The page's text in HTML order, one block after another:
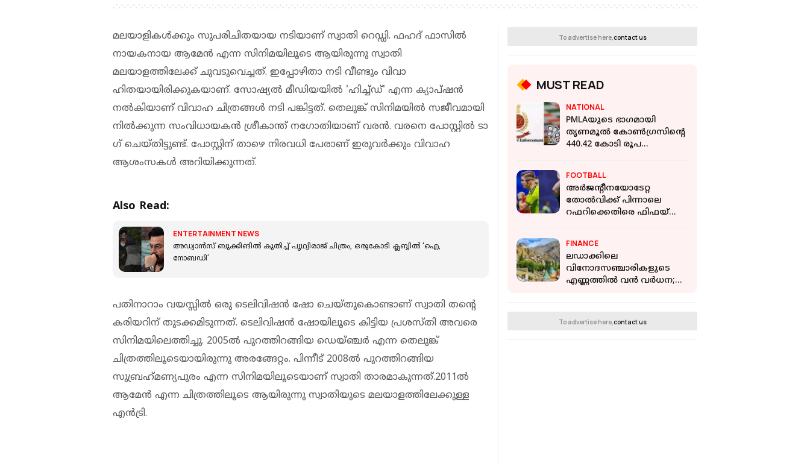
മലയാളികൾക്കും സുപരിചിതയായ നടിയാണ് സ്വാതി റെഡ്ഡി. ഫഹദ് ഫാസിൽ
നായകനായ ആമേൻ എന്ന സിനിമയിലൂടെ ആയിരുന്നു സ്വാതി
മലയാളത്തിലേക്ക് ചുവടുവെച്ചത്. ഇപ്പോഴിതാ നടി വീണ്ടും വിവാ​
ഹിതയായിരിക്കുകയാണ്. സോഷ്യൽ മീഡിയയിൽ 'ഹിച്ച്‍ഡ്' എന്ന ക്യാപ്ഷൻ
നൽകിയാണ് വിവാഹ ചിത്രങ്ങൾ നടി പങ്കിട്ടത്. തെലുങ്ക് സിനിമയിൽ സജീവമായി
നിൽക്കുന്ന സംവിധായകൻ ശ്രീകാന്ത് നഗോതിയാണ് വരൻ. വരനെ പോസ്റ്റിൽ ടാ​
ഗ് ചെയ്തിട്ടുണ്ട്. പോസ്റ്റിന് താഴെ നിരവധി പേരാണ് ഇരുവർക്കും വിവാഹ
ആശംസകൾ അറിയിക്കുന്നത്.
Also Read:
ENTERTAINMENT NEWS
അഡ്വാൻസ് ബുക്കിങിൽ കുതിച്ച് പൃഥ്വിരാജ് ചിത്രം, ഒരുകോടി ക്ലബ്ബിൽ ‘ഐ,
നോബഡി’
പതിനാറാം വയസ്സിൽ ഒരു ടെലിവിഷൻ ഷോ ചെയ്തുകൊണ്ടാണ് സ്വാതി തന്റെ
കരിയറിന് തുടക്കമിടുന്നത്. ടെലിവിഷൻ ഷോയിലൂടെ കിട്ടിയ പ്രശസ്തി അവരെ
സിനിമയിലെത്തിച്ചു. 2005ല്‍ പുറത്തിറങ്ങിയ ഡെയ്ഞ്ചര്‍ എന്ന തെലുങ്ക്
ചിത്രത്തിലൂടെയായിരുന്നു അരങ്ങേറ്റം. പിന്നീട് 2008ല്‍ പുറത്തിറങ്ങിയ
സുബ്രഹ്‌മണ്യപുരം എന്ന സിനിമയിലൂടെയാണ് സ്വാതി താരമാകുന്നത്.2011ല്‍
ആമേന്‍ എന്ന ചിത്രത്തിലൂടെ ആയിരുന്നു സ്വാതിയുടെ മലയാളത്തിലേക്കുള്ള
എൻട്രി.
To advertise here, contact us
MUST READ
NATIONAL
PMLAയുടെ ഭാഗമായി
തൃണമൂൽ കോൺഗ്രസിൻ്റെ
440.42 കോടി രൂപ
ED
FOOTBALL
അര്‍ജന്റീനയോടേറ്റ
തോല്‍വിക്ക് പിന്നാലെ
റഫറിക്കെതിരെ ഫിഫയ്ക്ക്
അസോസിയേഷന്‍
FINANCE
ലഡാക്കിലെ
വിനോദസഞ്ചാരികളുടെ
എണ്ണത്തില്‍ വന്‍ വര്‍ധന;
To advertise here, contact us